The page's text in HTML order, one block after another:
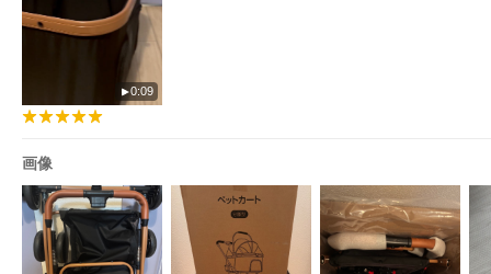
0:09
画像